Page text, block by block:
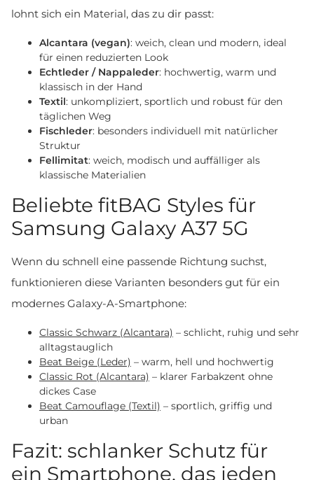
lohnt sich ein Material, das zu dir passt:
Alcantara (vegan): weich, clean und modern, ideal
für einen reduzierten Look
Echtleder / Nappaleder: hochwertig, warm und
klassisch in der Hand
Textil: unkompliziert, sportlich und robust für den
täglichen Weg
Fischleder: besonders individuell mit natürlicher
Struktur
Fellimitat: weich, modisch und auffälliger als
klassische Materialien
Beliebte fitBAG Styles für
Samsung Galaxy A37 5G
Wenn du schnell eine passende Richtung suchst,
funktionieren diese Varianten besonders gut für ein
modernes Galaxy-A-Smartphone:
Classic Schwarz (Alcantara) – schlicht, ruhig und sehr
alltagstauglich
Beat Beige (Leder) – warm, hell und hochwertig
Classic Rot (Alcantara) – klarer Farbakzent ohne
dickes Case
Beat Camouflage (Textil) – sportlich, griffig und
urban
Fazit: schlanker Schutz für
ein Smartphone, das jeden